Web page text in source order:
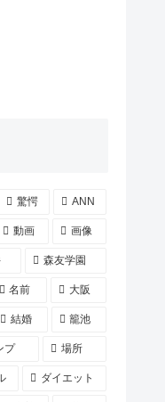
驚愕 ANN
動画 画像
森友学園
名前 大阪
結婚 籠池
プ 場所
ダイエット